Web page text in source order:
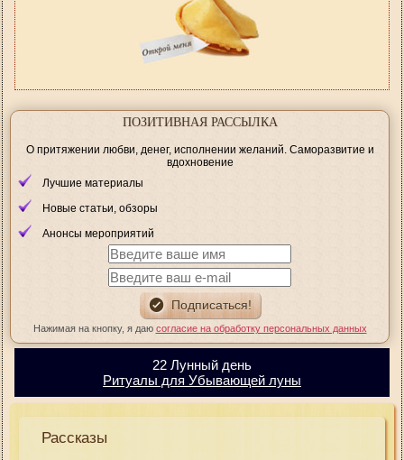
ПОЗИТИВНАЯ РАССЫЛКА
О притяжении любви, денег, исполнении желаний. Саморазвитие и
вдохновение
Лучшие материалы
Новые статьи, обзоры
Анонсы мероприятий
Нажимая на кнопку, я даю согласие на обработку персональных данных
22 Лунный день
Ритуалы для Убывающей луны
Рассказы